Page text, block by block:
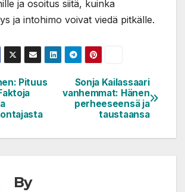
ja osoitus siitä, kuinka
ja intohimo voivat viedä pitkälle.
Sonja Kailassaari
vanhemmat: Hänen
perheeseensä ja
taustaansa
Pituus
By